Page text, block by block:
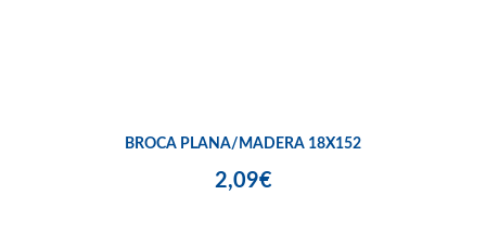
BROCA PLANA/MADERA 18X152
2,09€